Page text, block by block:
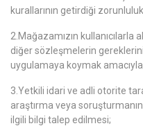
kurallarının getirdiği
2.Mağazamızın kullanıcılarla
diğer sözleşmelerin
uygulamaya koymak
3.Yetkili idari ve adli otorite
araştırma veya
ilgili bilgi talep edilmesi;